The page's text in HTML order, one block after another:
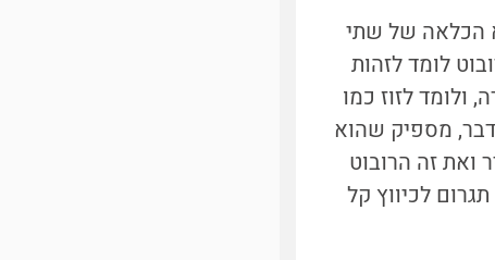
הכלאה של שתי
לומד לזהות
לזוז כמו
מספיק שהוא
ואת זה הרובוט
לכיווץ קל